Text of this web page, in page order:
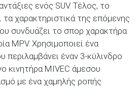
ενός SUV. Τέλος, το
τα χαρακτηριστικά της επόμενης
συνδυάζει το σπορ χαρακτήρα
MPV. Χρησιμοποιεί ένα
περιλαμβάνει έναν 3-κύλινδρο
κινητήρα MIVEC άμεσου
με ένα χαμηλής ροπής